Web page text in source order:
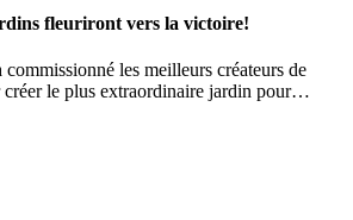
fleuriront vers la victoire!
les meilleurs créateurs de
le plus extraordinaire jardin pour…